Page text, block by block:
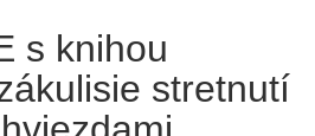
s knihou
stretnutí